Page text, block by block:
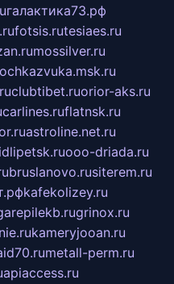
галактика73.рф
fotsis.rutesiaes.ru
mossilver.ru
clubtibet.ruorior-aks.ru
carlines.ruflatnsk.ru
astroline.net.ru
ooo-driada.ru
bruslanovo.rusiterem.ru
kafekolizey.ru
grinox.ru
kameryjooan.ru
metall-perm.ru
apiaccess.ru